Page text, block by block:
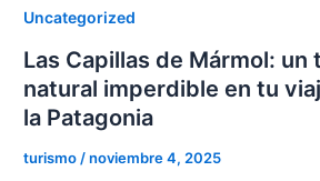
Uncategorized
Las Capillas de Mármol: un
natural imperdible en tu
la Patagonia
turismo/noviembre 4, 2025